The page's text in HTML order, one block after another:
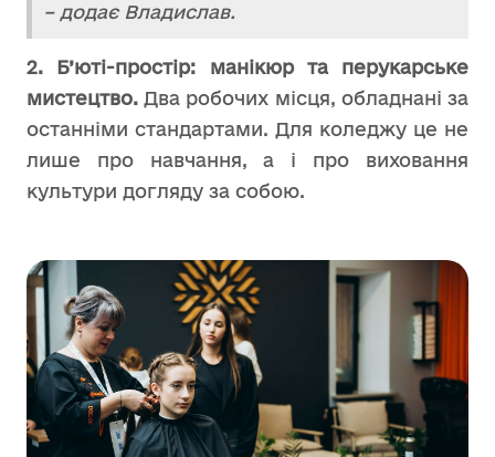
– додає Владислав.
2. Б’юті-простір: манікюр та перукарське
мистецтво. Два робочих місця, обладнані за
останніми стандартами. Для коледжу це не
лише про навчання, а і про виховання
культури догляду за собою.